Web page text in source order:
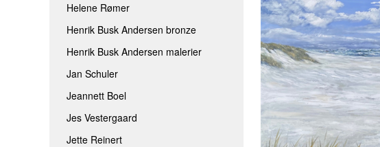
Helene Rømer
Henrik Busk Andersen bronze
Henrik Busk Andersen malerier
Jan Schuler
Jeannett Boel
Jes Vestergaard
Jette Reinert